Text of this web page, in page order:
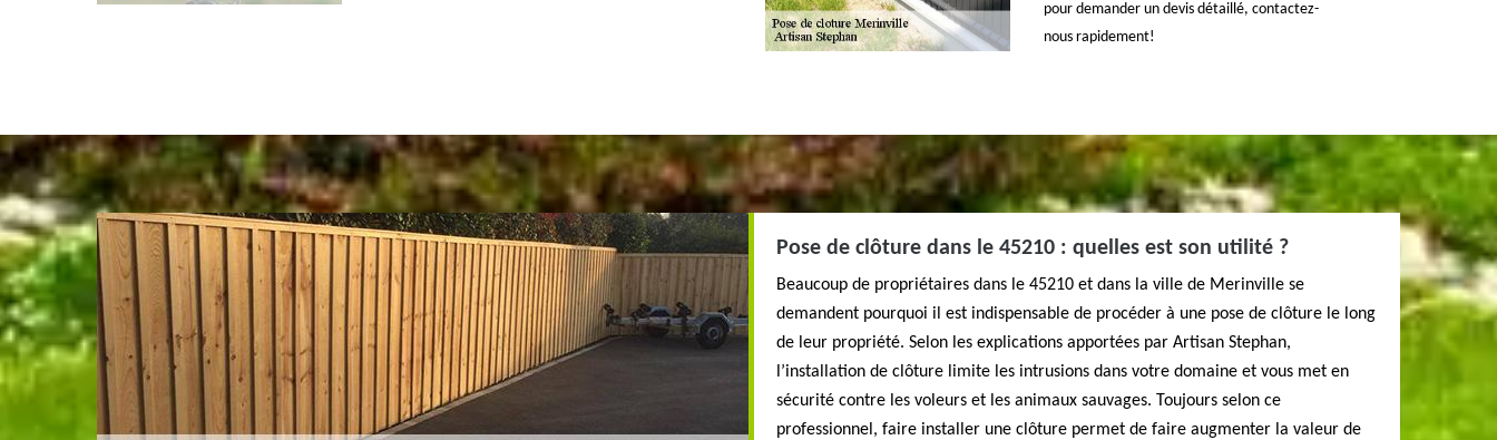
pour demander un devis détaillé, contactez-
nous rapidement!
Pose de clôture dans le 45210 : quelles est son utilité ?
Beaucoup de propriétaires dans le 45210 et dans la ville de Merinville se
demandent pourquoi il est indispensable de procéder à une pose de clôture le long
de leur propriété. Selon les explications apportées par Artisan Stephan,
l’installation de clôture limite les intrusions dans votre domaine et vous met en
sécurité contre les voleurs et les animaux sauvages. Toujours selon ce
professionnel, faire installer une clôture permet de faire augmenter la valeur de